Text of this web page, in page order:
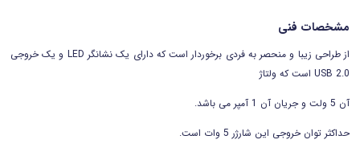
مشخصات فنی
از طراحی زیبا و منحصر به فردی برخوردار است که دارای یک نشانگر LED و
یک خروجی
2.0 USB است که ولتاژ
آن 5 ولت و جریان آن 1 آمپر می باشد.
حداکثر توان خروجی این شارژر 5 وات است.